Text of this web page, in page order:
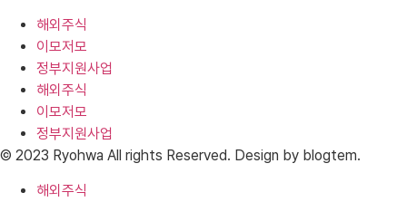
해외주식
이모저모
정부지원사업
해외주식
이모저모
정부지원사업
© 2023 Ryohwa All rights Reserved. Design by blogtem.
해외주식